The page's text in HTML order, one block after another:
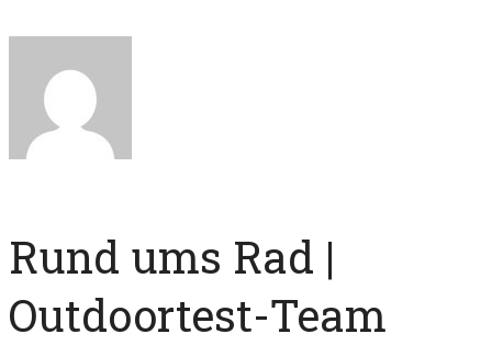
Rund ums Rad |
Outdoortest-Team